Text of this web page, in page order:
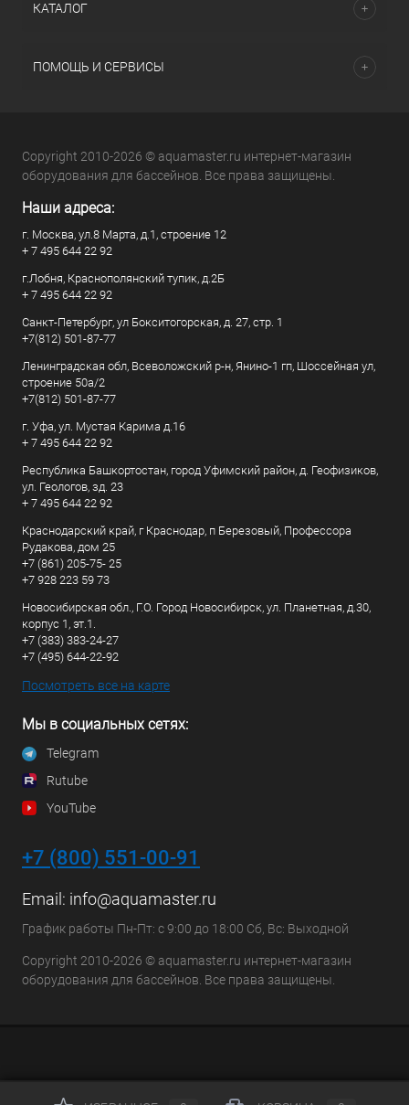
КАТАЛОГ
ПОМОЩЬ И СЕРВИСЫ
Copyright 2010-2026 © aquamaster.ru интернет-магазин
оборудования для бассейнов. Все права защищены.
Наши адреса:
г. Москва, ул.8 Марта, д.1, строение 12
+ 7 495 644 22 92
г.Лобня, Краснополянский тупик, д.2Б
+ 7 495 644 22 92
Санкт-Петербург, ул Бокситогорская, д. 27, стр. 1
+7(812) 501-87-77
Ленинградская обл, Всеволожский р-н, Янино-1 гп, Шоссейная ул,
строение 50а/2
+7(812) 501-87-77
г. Уфа, ул. Мустая Карима д.16
+ 7 495 644 22 92
Республика Башкортостан, город Уфимский район, д. Геофизиков,
ул. Геологов, зд. 23
+ 7 495 644 22 92
Краснодарский край, г Краснодар, п Березовый, Профессора
Рудакова, дом 25
+7 (861) 205-75- 25
+7 928 223 59 73
Новосибирская обл., Г.О. Город Новосибирск, ул. Планетная, д.30,
корпус 1, эт.1.
+7 (383) 383-24-27
+7 (495) 644-22-92
Посмотреть все на карте
Мы в социальных сетях:
Telegram
Rutube
YouTube
+7 (800) 551-00-91
Email: info@aquamaster.ru
График работы Пн-Пт: с 9:00 до 18:00 Сб, Вс: Выходной
Copyright 2010-2026 © aquamaster.ru интернет-магазин
оборудования для бассейнов. Все права защищены.